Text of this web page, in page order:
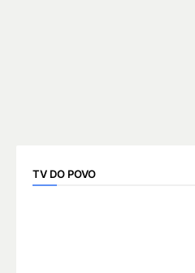
TV DO POVO